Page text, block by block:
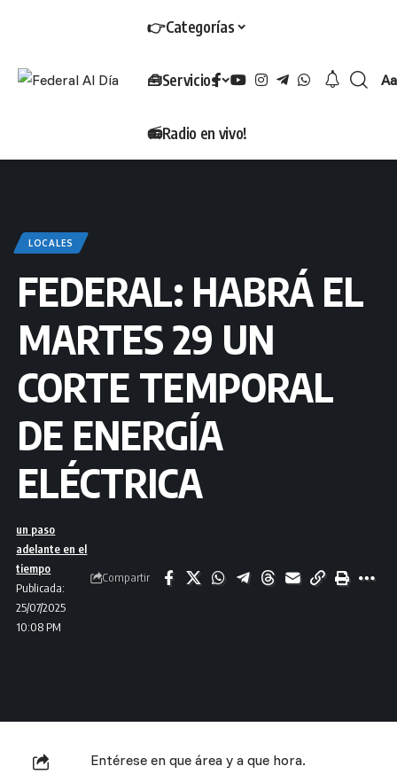
👉Categorías
🧰Servicios
📻Radio en vivo!
Aa
LOCALES
FEDERAL: HABRÁ EL
MARTES 29 UN
CORTE TEMPORAL
DE ENERGÍA
ELÉCTRICA
Publicada:
25/07/2025
10:08 PM
un paso
adelante en el
tiempo
Compartir
Entérese en que área y a que hora.